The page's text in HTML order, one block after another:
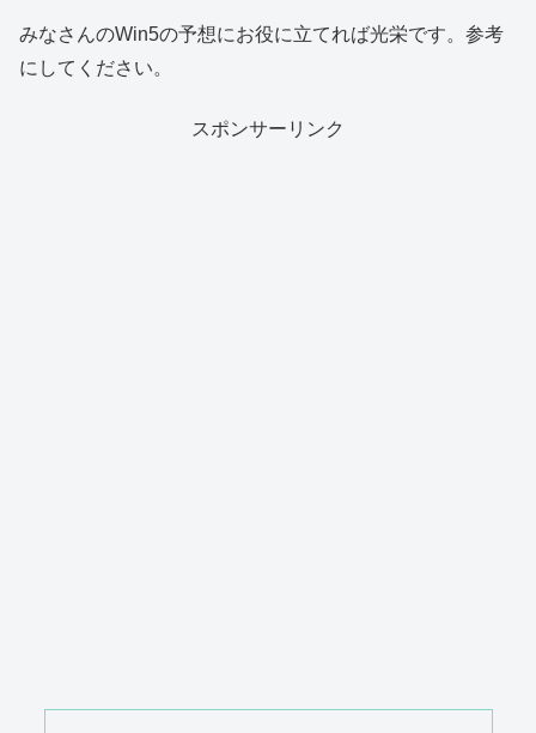
みなさんのWin5の予想にお役に立てれば光栄です。参考
にしてください。
スポンサーリンク